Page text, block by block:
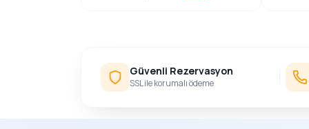
Güvenli Rezervasyon
SSL ile korumalı ödeme